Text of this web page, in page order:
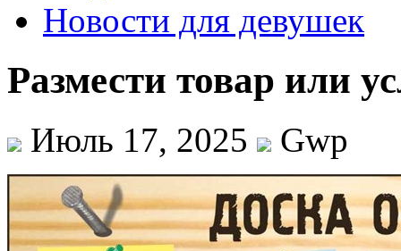
Новости для девушек
Размести товар или
Июль 17, 2025 Gwp